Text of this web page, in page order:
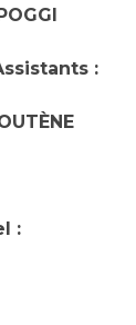
:
: